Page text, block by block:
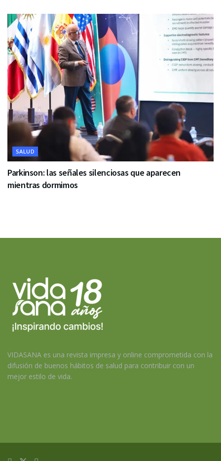
SALUD
Parkinson: las señales silenciosas que aparecen
mientras dormimos
VIDASANA es una revista impresa y online comprometida con la
difusión de buenos hábitos de salud para contribuir con un
mejor estilo de vida.